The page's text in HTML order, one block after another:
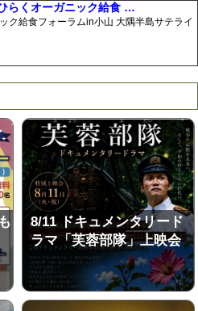
らくオーガニック給食 …
ク給食フォーラムin小山 大隅半島サテライ
8/11 ドキュメンタリード
ラマ「芙蓉部隊」上映会